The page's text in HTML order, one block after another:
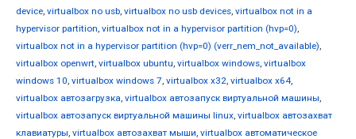
device, virtualbox no usb, virtualbox no usb devices, virtualbox not in a
hypervisor partition, virtualbox not in a hypervisor partition (hvp=0),
virtualbox not in a hypervisor partition (hvp=0) (verr_nem_not_available),
virtualbox openwrt, virtualbox ubuntu, virtualbox windows, virtualbox
windows 10, virtualbox windows 7, virtualbox x32, virtualbox x64,
virtualbox автозагрузка, virtualbox автозапуск виртуальной машины,
virtualbox автозапуск виртуальной машины linux, virtualbox автозахват
клавиатуры, virtualbox автозахват мыши, virtualbox автоматическое